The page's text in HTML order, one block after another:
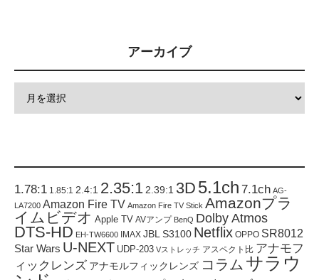
アーカイブ
1.78:1 1.85:1 2.4:1 2.35:12.39:1 3D 5.1ch 7.1ch AG-
LA7200 Amazon Fire TV Amazon Fire TV Stick Amazonプラ
イムビデオ Apple TV AVアンプ BenQ Dolby Atmos
DTS-HD EH-TW6600 IMAX JBL S3100 Netflix OPPO SR8012
Star Wars U-NEXT UDP-203 Vストレッチ アスペクト比 アナモフ
ィックレンズ アナモルフィックレンズ コラム サラウ